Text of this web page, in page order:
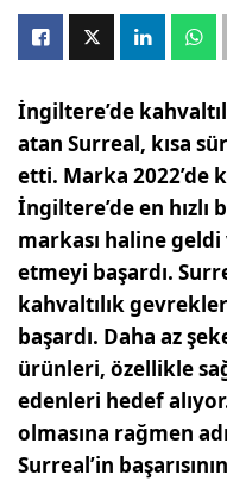
İngiltere’de
atan Surreal, kısa
etti. Marka 2022’de
İngiltere’de en
markası haline
etmeyi başardı.
kahvaltılık
başardı. Daha az
ürünleri, özellikle
edenleri hedef
olmasına rağmen
Surreal’in